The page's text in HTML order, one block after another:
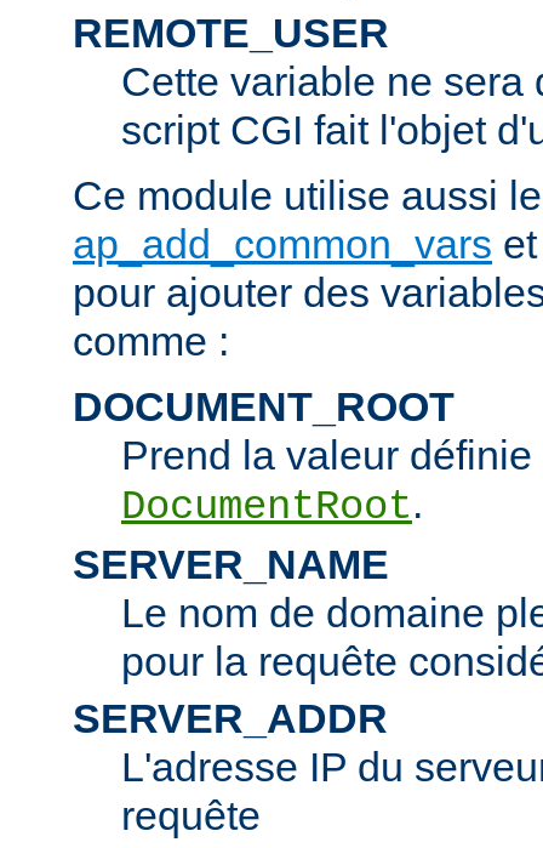
REMOTE_USER
Cette variable ne sera
script CGI fait l'objet
Ce module utilise aussi
ap_add_common_vars
pour ajouter des
comme :
DOCUMENT_ROOT
Prend la valeur
DocumentRoot.
SERVER_NAME
Le nom de domaine
pour la requête
SERVER_ADDR
L'adresse IP du
requête